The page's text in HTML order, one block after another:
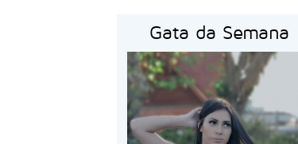
Gata da Semana